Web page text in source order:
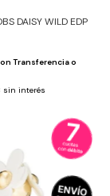
DAISY WILD EDP
Transferencia o
sin interés